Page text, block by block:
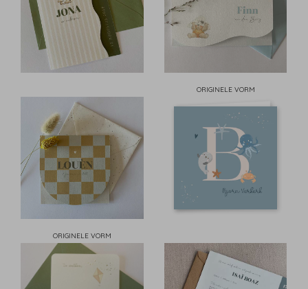
ORIGINELE VORM
ORIGINELE VORM